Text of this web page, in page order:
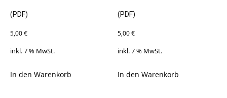
(PDF)
5,00€
inkl. 7 % MwSt.
In den Warenkorb
(PDF)
5,00€
inkl. 7 % MwSt.
In den Warenkorb